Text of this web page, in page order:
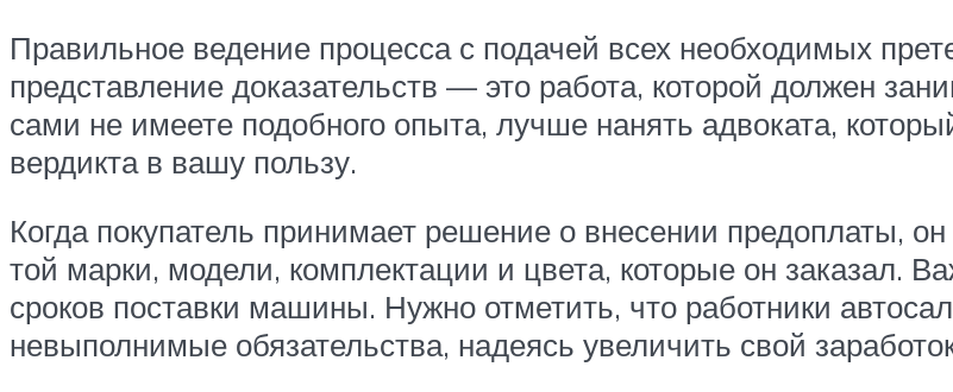
Правильное ведение процесса с подачей всех необходимых
представление доказательств — это работа, которой должен
сами не имеете подобного опыта, лучше нанять адвоката,
вердикта в вашу пользу.
Когда покупатель принимает решение о внесении предоплаты,
той марки, модели, комплектации и цвета, которые он заказал.
сроков поставки машины. Нужно отметить, что работники
невыполнимые обязательства, надеясь увеличить свой